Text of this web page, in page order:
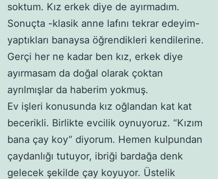
soktum. Kız erkek diye de ayırmadım.
Sonuçta -klasik anne lafını tekrar edeyim-
yaptıkları banaysa öğrendikleri kendilerine.
Gerçi her ne kadar ben kız, erkek diye
ayırmasam da doğal olarak çoktan
ayrılmışlar da haberim yokmuş.
Ev işleri konusunda kız oğlandan kat kat
becerikli. Birlikte evcilik oynuyoruz. “Kızım
bana çay koy” diyorum. Hemen kulpundan
çaydanlığı tutuyor, ibriği bardağa denk
gelecek şekilde çay koyuyor. Üstelik